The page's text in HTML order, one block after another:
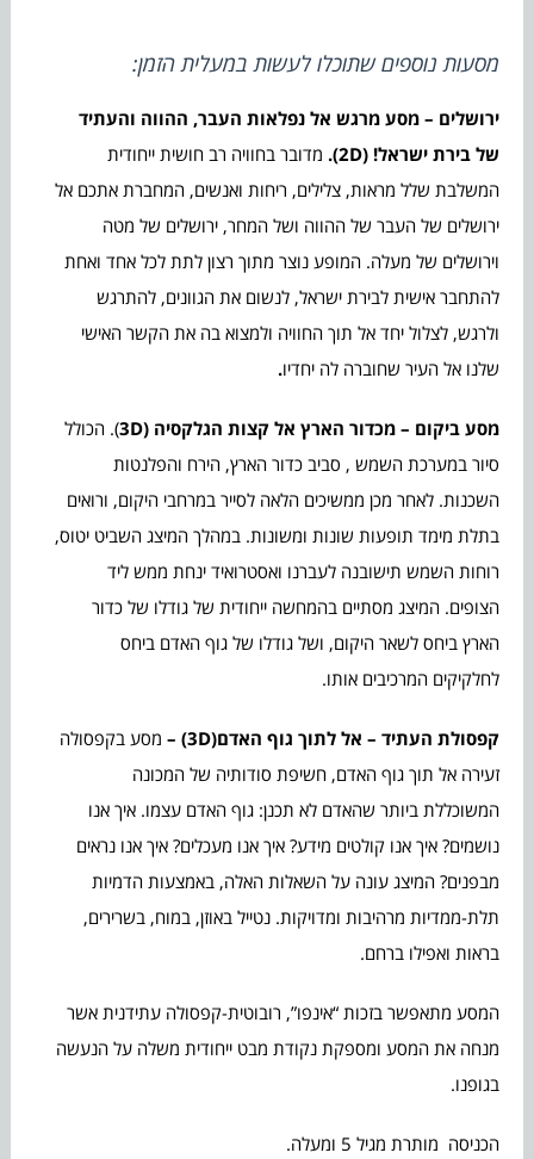
מסעות נוספים שתוכלו לעשות במעלית הזמן:
ירושלים – מסע מרגש אל נפלאות העבר, ההווה והעתיד
של בירת ישראל! (2D).
מדובר בחוויה רב חושית ייחודית
המשלבת שלל מראות, צלילים, ריחות ואנשים, המחברת אתכם אל
ירושלים של העבר של ההווה ושל המחר, ירושלים של מטה
וירושלים של מעלה. המופע נוצר מתוך רצון לתת לכל אחד ואחת
להתחבר אישית לבירת ישראל, לנשום את הגוונים, להתרגש
ולרגש, לצלול יחד אל תוך החוויה ולמצוא בה את הקשר האישי
שלנו אל העיר שחוברה לה יחדיו.
מסע ביקום – מכדור הארץ אל קצות הגלקסיה (3D
). הכולל
סיור במערכת השמש , סביב כדור הארץ, הירח והפלנטות
השכנות. לאחר מכן ממשיכים הלאה לסייר במרחבי היקום, ורואים
בתלת מימד תופעות שונות ומשונות. במהלך המיצג השביט יטוס,
רוחות השמש תישובנה לעברנו ואסטרואיד ינחת ממש ליד
הצופים. המיצג מסתיים בהמחשה ייחודית של גודלו של כדור
הארץ ביחס לשאר היקום, ושל גודלו של גוף האדם ביחס
לחלקיקים המרכיבים אותו.
קפסולת העתיד – אל לתוך גוף האדם(3D) –
מסע בקפסולה
זעירה אל תוך גוף האדם, חשיפת סודותיה של המכונה
המשוכללת ביותר שהאדם לא תכנן: גוף האדם עצמו. איך אנו
נושמים? איך אנו קולטים מידע? איך אנו מעכלים? איך אנו נראים
מבפנים? המיצג עונה על השאלות האלה, באמצעות הדמיות
תלת-ממדיות מרהיבות ומדויקות. נטייל באוזן, במוח, בשרירים,
בראות ואפילו ברחם.
המסע מתאפשר בזכות “אינפו”, רובוטית-קפסולה עתידנית אשר
מנחה את המסע ומספקת נקודת מבט ייחודית משלה על הנעשה
בגופנו.
הכניסה מותרת מגיל 5 ומעלה.